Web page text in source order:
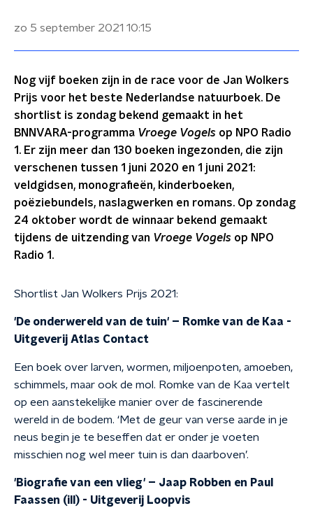
zo 5 september 2021 10:15
Nog vijf boeken zijn in de race voor de Jan Wolkers
Prijs voor het beste Nederlandse natuurboek. De
shortlist is zondag bekend gemaakt in het
BNNVARA-programma Vroege Vogels op NPO Radio
1. Er zijn meer dan 130 boeken ingezonden, die zijn
verschenen tussen 1 juni 2020 en 1 juni 2021:
veldgidsen, monografieën, kinderboeken,
poëziebundels, naslagwerken en romans. Op zondag
24 oktober wordt de winnaar bekend gemaakt
tijdens de uitzending van Vroege Vogels op NPO
Radio 1.
Shortlist Jan Wolkers Prijs 2021:
'De onderwereld van de tuin' – Romke van de Kaa -
Uitgeverij Atlas Contact
Een boek over larven, wormen, miljoenpoten, amoeben,
schimmels, maar ook de mol. Romke van de Kaa vertelt
op een aanstekelijke manier over de fascinerende
wereld in de bodem. ‘Met de geur van verse aarde in je
neus begin je te beseffen dat er onder je voeten
misschien nog wel meer tuin is dan daarboven’.
'Biografie van een vlieg' – Jaap Robben en Paul
Faassen (ill) - Uitgeverij Loopvis